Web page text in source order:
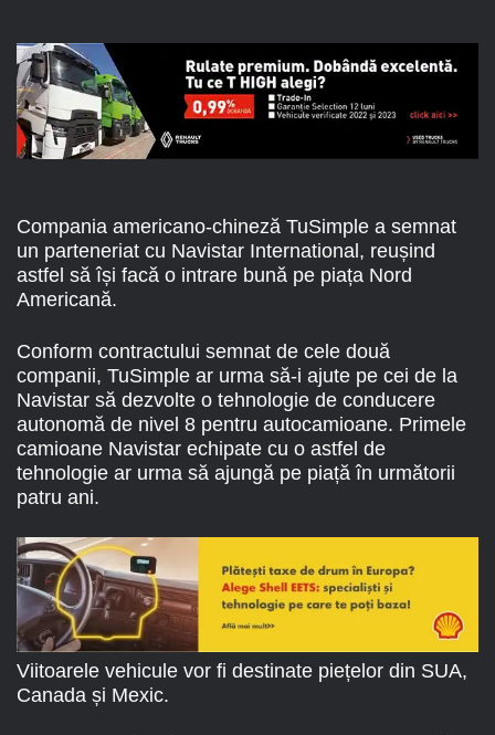
Compania americano-chineză TuSimple a semnat
un parteneriat cu Navistar International, reușind
astfel să își facă o intrare bună pe piața Nord
Americană.
Conform contractului semnat de cele două
companii, TuSimple ar urma să-i ajute pe cei de la
Navistar să dezvolte o tehnologie de conducere
autonomă de nivel 8 pentru autocamioane. Primele
camioane Navistar echipate cu o astfel de
tehnologie ar urma să ajungă pe piață în următorii
patru ani.
Viitoarele vehicule vor fi destinate piețelor din SUA,
Canada și Mexic.